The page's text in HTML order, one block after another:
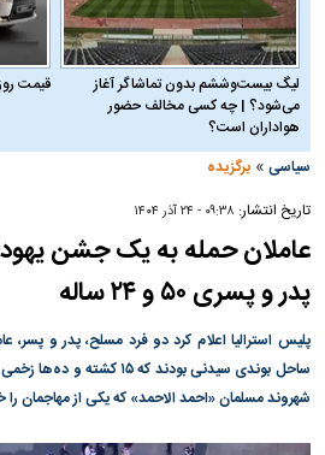
لیگ بیست‌وششم بدون تماشاگر آغاز
می‌شود؟ | چه کسی مخالف حضور
هواداران است؟
قیمت روز
سیاسی »برگزیده
تاریخ انتشار: ۰۹:۳۸ - ۲۴ آذر ۱۴۰۴
عاملان حمله به یک جشن
پدر و پسری ۵۰ و ۲۴ ساله
پلیس استرالیا اعلام کرد دو فرد مسلح، پدر و پسر،
ساحل بوندی سیدنی بودند که
شهروند مسلمان «احمد الاحمد» که یکی از مهاجمان را